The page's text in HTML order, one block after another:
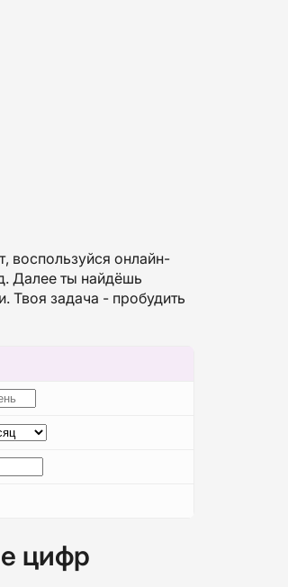
воспользуйся онлайн-
Далее ты найдёшь
Твоя задача - пробудить
цифр